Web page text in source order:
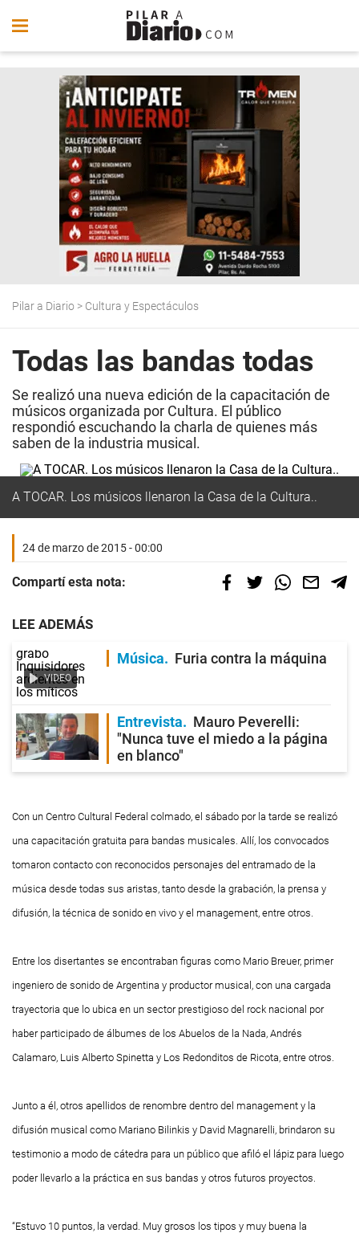
Pilar a Diario > Cultura y Espectáculos
Todas las bandas todas
Se realizó una nueva edición de la capacitación de
músicos organizada por Cultura. El público
respondió escuchando la charla de quienes más
saben de la industria musical.
A TOCAR. Los músicos llenaron la Casa de la Cultura..
24 de marzo de 2015 - 00:00
Compartí esta nota:
LEE ADEMÁS
VIDEO
Música Furia contra la máquina
Entrevista
Mauro Peverelli:
"Nunca tuve el miedo a la página
en blanco"
Con un Centro Cultural Federal colmado, el sábado por la tarde se realizó
una capacitación gratuita para bandas musicales. Allí, los convocados
tomaron contacto con reconocidos personajes del entramado de la
música desde todas sus aristas, tanto desde la grabación, la prensa y
difusión, la técnica de sonido en vivo y el management, entre otros.
Entre los disertantes se encontraban figuras como Mario Breuer, primer
ingeniero de sonido de Argentina y productor musical, con una cargada
trayectoria que lo ubica en un sector prestigioso del rock nacional por
haber participado de álbumes de los Abuelos de la Nada, Andrés
Calamaro, Luis Alberto Spinetta y Los Redonditos de Ricota, entre otros.
Junto a él, otros apellidos de renombre dentro del management y la
difusión musical como Mariano Bilinkis y David Magnarelli, brindaron su
testimonio a modo de cátedra para un público que afiló el lápiz para luego
poder llevarlo a la práctica en sus bandas y otros futuros proyectos.
“Estuvo 10 puntos, la verdad. Muy grosos los tipos y muy buena la